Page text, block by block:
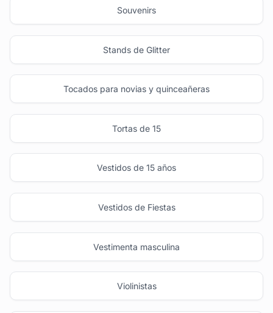
Souvenirs
Stands de Glitter
Tocados para novias y quinceañeras
Tortas de 15
Vestidos de 15 años
Vestidos de Fiestas
Vestimenta masculina
Violinistas